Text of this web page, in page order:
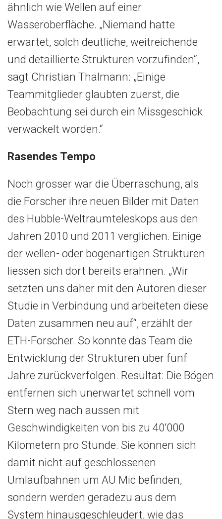
ähnlich wie Wellen auf einer
Wasseroberfläche. „Niemand hatte
erwartet, solch deutliche, weitreichende
und detaillierte Strukturen vorzufinden“,
sagt Christian Thalmann: „Einige
Teammitglieder glaubten zuerst, die
Beobachtung sei durch ein Missgeschick
verwackelt worden.“
Rasendes Tempo
Noch grösser war die Überraschung, als
die Forscher ihre neuen Bilder mit Daten
des Hubble-Weltraumteleskops aus den
Jahren 2010 und 2011 verglichen. Einige
der wellen- oder bogenartigen Strukturen
liessen sich dort bereits erahnen. „Wir
setzten uns daher mit den Autoren dieser
Studie in Verbindung und arbeiteten diese
Daten zusammen neu auf“, erzählt der
ETH-Forscher. So konnte das Team die
Entwicklung der Strukturen über fünf
Jahre zurückverfolgen. Resultat: Die Bögen
entfernen sich unerwartet schnell vom
Stern weg nach aussen mit
Geschwindigkeiten von bis zu 40’000
Kilometern pro Stunde. Sie können sich
damit nicht auf geschlossenen
Umlaufbahnen um AU Mic befinden,
sondern werden geradezu aus dem
System hinausgeschleudert, wie das